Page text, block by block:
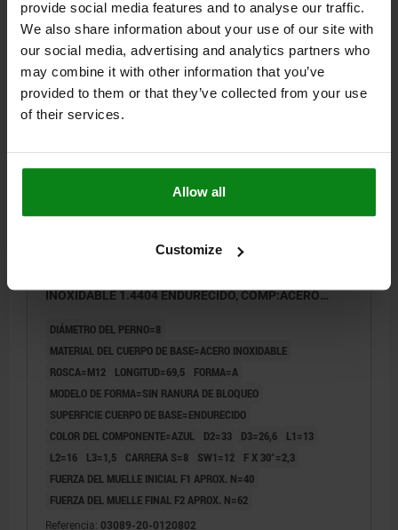
provide social media features and to analyse our traffic.
We also share information about your use of our site with
our social media, advertising and analytics partners who
may combine it with other information that you’ve
provided to them or that they’ve collected from your use
of their services.
Allow all
Customize
$121.33
más IVA.
más gastos de envío
DETALLES
03089-20
PERNO DE BLOQUEO HYGIENIC DESIGN TA.2 M12,
INOXIDABLE 1.4404 ENDURECIDO, COMP:ACERO
DIÁMETRO DEL PERNO=8
MATERIAL DEL CUERPO DE BASE=ACERO INOXIDABLE
ROSCA=M12
LONGITUD=69,5
FORMA=A
MODELO DE FORMA=SIN RANURA DE BLOQUEO
SUPERFICIE CUERPO DE BASE=ENDURECIDO
COLOR DEL COMPONENTE=AZUL
D2=33 D3=26,6
L1=13
L2=16
L3=1,5 CARRERA S=8 SW1=12
F X 30°=2,3
FUERZA DEL MUELLE INICIAL F1 APROX. N=40
FUERZA DEL MUELLE FINAL F2 APROX. N=62
Referencia: 03089-20-0120802